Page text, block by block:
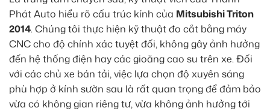
Phát Auto hiểu rõ cấu trúc kính của Mitsubishi Triton
2014. Chúng tôi thực hiện kỹ thuật đo cắt bằng máy
CNC cho độ chính xác tuyệt đối, không gây ảnh hưởng
đến hệ thống điện hay các gioăng cao su trên xe. Đối
với các chủ xe bán tải, việc lựa chọn độ xuyên sáng
phù hợp ở kính sườn sau là rất quan trọng để đảm bảo
vừa có không gian riêng tư, vừa không ảnh hưởng tới